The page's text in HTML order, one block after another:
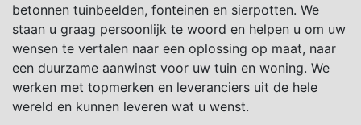
betonnen tuinbeelden, fonteinen en sierpotten. We
staan u graag persoonlijk te woord en helpen u om uw
wensen te vertalen naar een oplossing op maat, naar
een duurzame aanwinst voor uw tuin en woning. We
werken met topmerken en leveranciers uit de hele
wereld en kunnen leveren wat u wenst.